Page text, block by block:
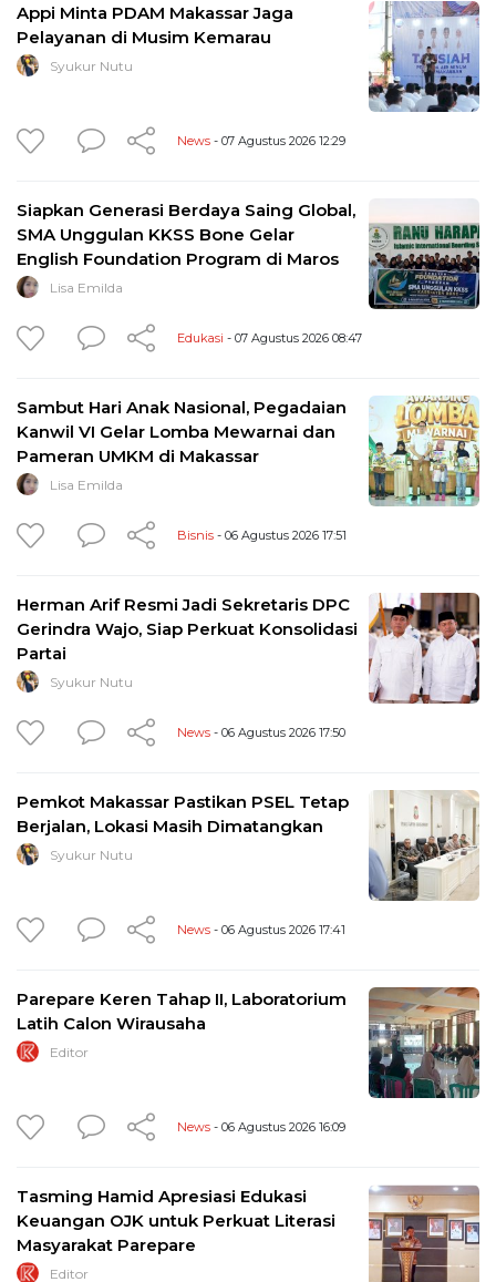
Appi Minta PDAM Makassar Jaga
Pelayanan di Musim Kemarau
Syukur Nutu
News - 07 Agustus 2026 12:29
Siapkan Generasi Berdaya Saing Global,
SMA Unggulan KKSS Bone Gelar
English Foundation Program di Maros
Lisa Emilda
Edukasi - 07 Agustus 2026 08:47
Sambut Hari Anak Nasional, Pegadaian
Kanwil VI Gelar Lomba Mewarnai dan
Pameran UMKM di Makassar
Lisa Emilda
Bisnis - 06 Agustus 2026 17:51
Herman Arif Resmi Jadi Sekretaris DPC
Gerindra Wajo, Siap Perkuat Konsolidasi
Partai
Syukur Nutu
News - 06 Agustus 2026 17:50
Pemkot Makassar Pastikan PSEL Tetap
Berjalan, Lokasi Masih Dimatangkan
Syukur Nutu
News - 06 Agustus 2026 17:41
Parepare Keren Tahap II, Laboratorium
Latih Calon Wirausaha
Editor
News - 06 Agustus 2026 16:09
Tasming Hamid Apresiasi Edukasi
Keuangan OJK untuk Perkuat Literasi
Masyarakat Parepare
Editor